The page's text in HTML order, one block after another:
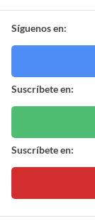
Síguenos en:
Suscríbete en:
Suscríbete en: